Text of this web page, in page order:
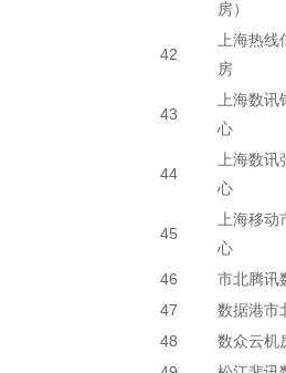
房）
42
上海热
房
43
上海数
心
44
上海数
心
45
上海移
心
46
市北腾讯
47
数据港市
48
数众云机